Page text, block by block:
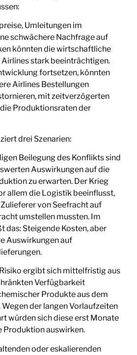
Umleitungen im
schwächere Nachfrage auf
könnten die wirtschaftliche
stark beeinträchtigen.
fortsetzen, könnten
Airlines Bestellungen
mit zeitverzögerten
Produktionsraten der
drei Szenarien:
Beilegung des Konflikts sind
Auswirkungen auf die
zu erwarten. Der Krieg
allem die Logistik beeinflusst,
von Seefracht auf
umstellen mussten. Im
das: Steigende Kosten, aber
Auswirkungen auf
ergibt sich mittelfristig aus
Verfügbarkeit
Produkte aus dem
Wegen der langen Vorlaufzeiten
würden sich diese erst Monate
Produktion auswirken.
oder eskalierenden